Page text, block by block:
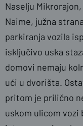
Naselju
Naime, južna
parkiranja vozila
isključivo uska
domovi nemaju
ući u dvorišta.
pritom je prilično
uskom ulicom vozi